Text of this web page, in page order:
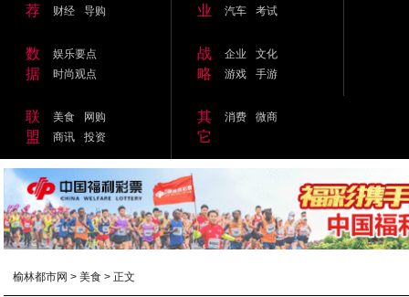
荐
财经
导购
业
汽车
考试
数
据
娱乐要点
时尚观点
战
略
企业
文化
游戏
手游
联
盟
美食
网购
商讯
投资
其
它
消费 微商
榆林都市网 >美食 > 正文